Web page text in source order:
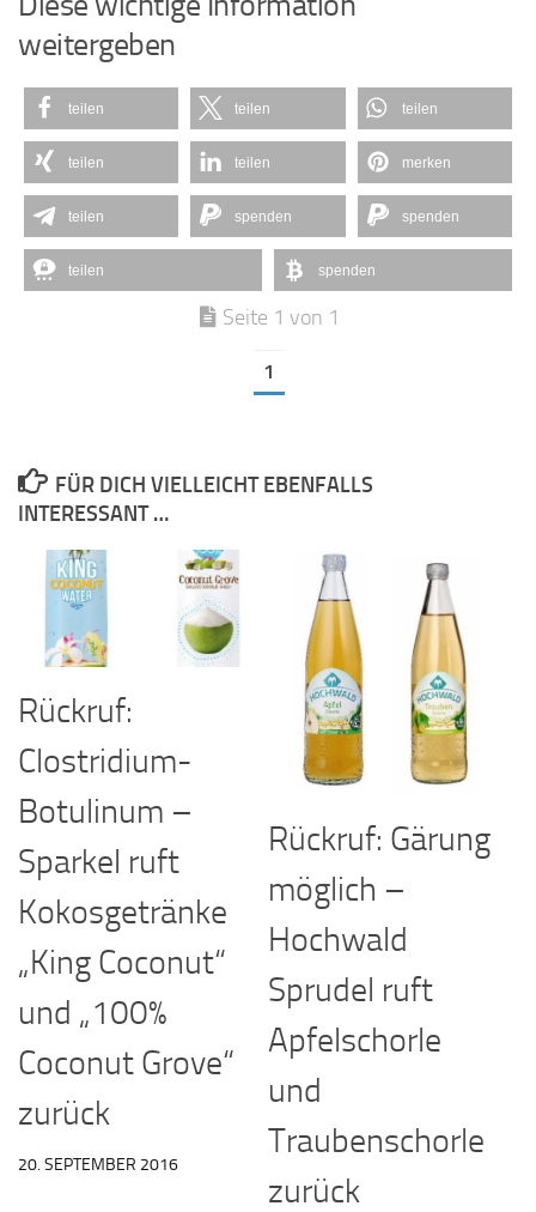
weitergeben
teilen teilen teilen
teilen teilen merken
teilen spenden spenden
teilen spenden
Seite 1 von 1
1
FÜR DICH VIELLEICHT EBENFALLS
INTERESSANT …
Rückruf:
Clostridium-
Botulinum –
Sparkel ruft
Kokosgetränke
„King Coconut“
und „100%
Coconut Grove“
zurück
20. SEPTEMBER 2016
Rückruf: Gärung
möglich –
Hochwald
Sprudel ruft
Apfelschorle
und
Traubenschorle
zurück